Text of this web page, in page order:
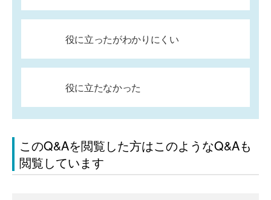
役に立ったがわかりにくい
役に立たなかった
このQ&Aを閲覧した方はこのようなQ&Aも
閲覧しています